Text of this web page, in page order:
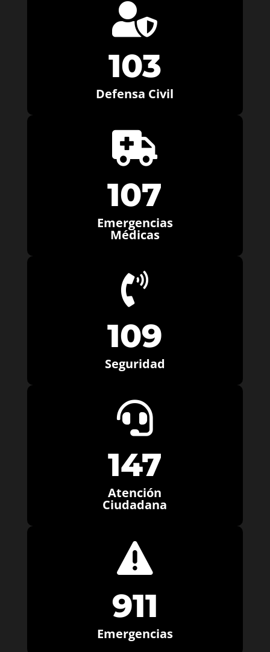

103
Defensa Civil

107
Emergencias
Médicas

109
Seguridad

147
Atención
Ciudadana

911
Emergencias